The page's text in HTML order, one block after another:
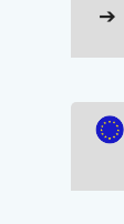
➔